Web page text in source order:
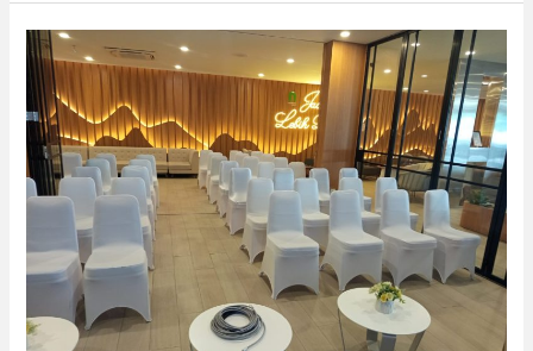
Solusi
Sewa
Kursi
Futura
di
Kecamatan
Pesanggrahan,
Jakarta
Selatan